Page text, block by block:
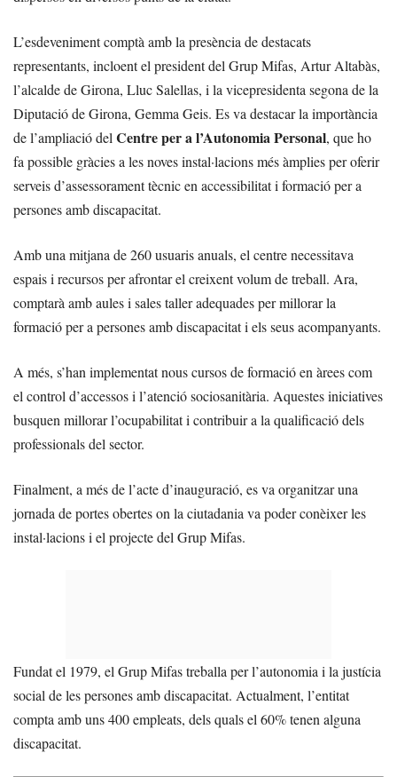
L’esdeveniment comptà amb la presència de destacats
representants, incloent el president del Grup Mifas, Artur Altabàs,
l’alcalde de Girona, Lluc Salellas, i la vicepresidenta segona de la
Diputació de Girona, Gemma Geis. Es va destacar la importància
de l’ampliació del Centre per a l’Autonomia Personal, que ho
fa possible gràcies a les noves instal·lacions més àmplies per oferir
serveis d’assessorament tècnic en accessibilitat i formació per a
persones amb discapacitat.
Amb una mitjana de 260 usuaris anuals, el centre necessitava
espais i recursos per afrontar el creixent volum de treball. Ara,
comptarà amb aules i sales taller adequades per millorar la
formació per a persones amb discapacitat i els seus acompanyants.
A més, s’han implementat nous cursos de formació en àrees com
el control d’accessos i l’atenció sociosanitària. Aquestes iniciatives
busquen millorar l’ocupabilitat i contribuir a la qualificació dels
professionals del sector.
Finalment, a més de l’acte d’inauguració, es va organitzar una
jornada de portes obertes on la ciutadania va poder conèixer les
instal·lacions i el projecte del Grup Mifas.
Fundat el 1979, el Grup Mifas treballa per l’autonomia i la justícia
social de les persones amb discapacitat. Actualment, l’entitat
compta amb uns 400 empleats, dels quals el 60% tenen alguna
discapacitat.